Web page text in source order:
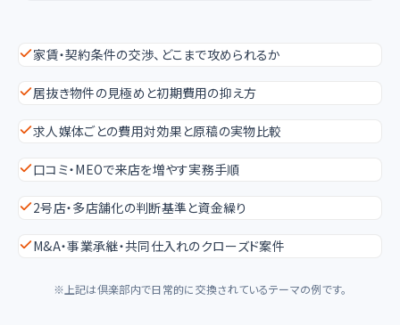
家賃・契約条件の交渉、どこまで攻められるか
居抜き物件の見極めと初期費用の抑え方
求人媒体ごとの費用対効果と原稿の実物比較
口コミ・MEOで来店を増やす実務手順
2号店・多店舗化の判断基準と資金繰り
M&A・事業承継・共同仕入れのクローズド案件
※上記は倶楽部内で日常的に交換されているテーマの例です。